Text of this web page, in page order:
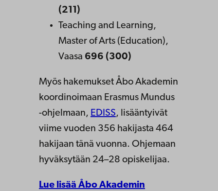
(211)
Teaching and Learning,
Master of Arts (Education),
Vaasa 696 (300)
Myös hakemukset Åbo Akademin
koordinoimaan Erasmus Mundus
-ohjelmaan, EDISS, lisääntyivät
viime vuoden 356 hakijasta 464
hakijaan tänä vuonna. Ohjemaan
hyväksytään 24–28 opiskelijaa.
Lue lisää Åbo Akademin